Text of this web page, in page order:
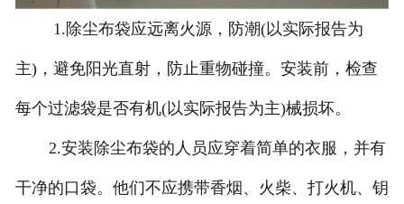
1.除尘布袋应远离火源，防潮(以实际报告为
主)，避免阳光直射，防止重物碰撞。安装前，检查
每个过滤袋是否有机(以实际报告为主)械损坏。
2.安装除尘布袋的人员应穿着简单的衣服，并有
干净的口袋。他们不应携带香烟、火柴、打火机、钥